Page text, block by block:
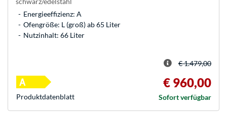
Energieeffizienz: A
Ofengröße: L (groß) ab 65 Liter
Nutzinhalt: 66 Liter
€ 1.479,00
€ 960,00
Sofort verfügbar
Produkt­datenblatt